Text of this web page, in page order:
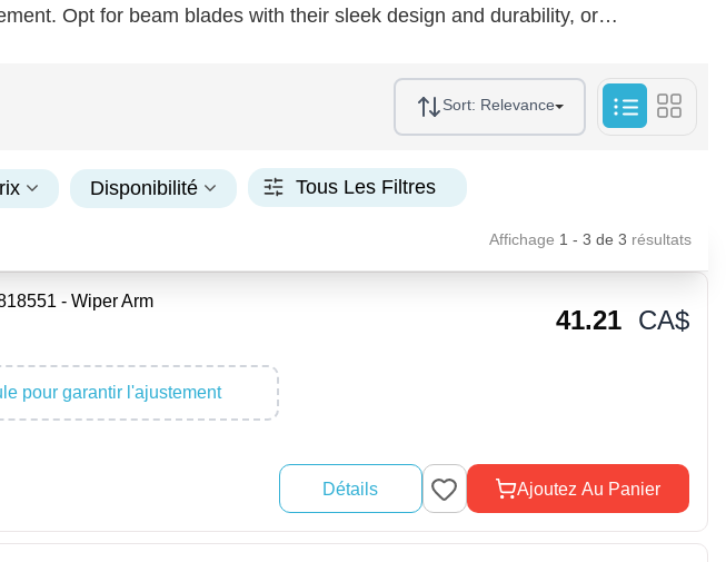
Opt for beam blades with their sleek design and durability, or
the elements and reducing the need for frequent replacements. Shop
and enhance your driving safety today.
Sort: Relevance
Disponibilité Tous Les Filtres
Affichage 1 - 3 de 3 résultats
- Wiper Arm
pour garantir l'ajustement
41.21 CA$
Détails Ajoutez Au Panier